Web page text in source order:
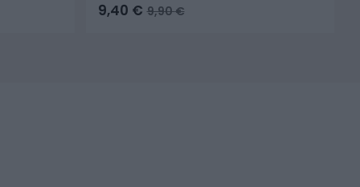
9,40 € 9,90€